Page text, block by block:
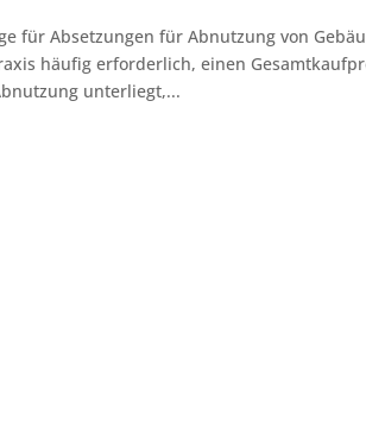
für Absetzungen für Abnutzung von
häufig erforderlich, einen
unterliegt,...